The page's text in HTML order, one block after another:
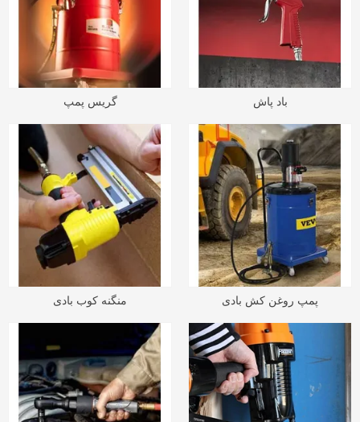
باد پاش گریس پمپ
پمپ روغن کش بادی منگنه کوب بادی